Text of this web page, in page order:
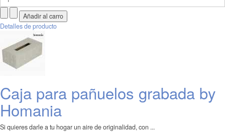
Detalles de producto
Caja para pañuelos grabada by
Homania
Si quieres darle a tu hogar un aire de originalidad, con ...